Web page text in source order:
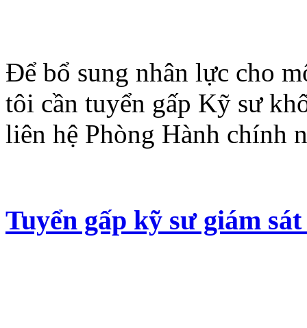
Để bổ sung nhân lực cho
tôi cần tuyển gấp Kỹ sư
liên hệ Phòng Hành chính
Tuyển gấp kỹ sư giám